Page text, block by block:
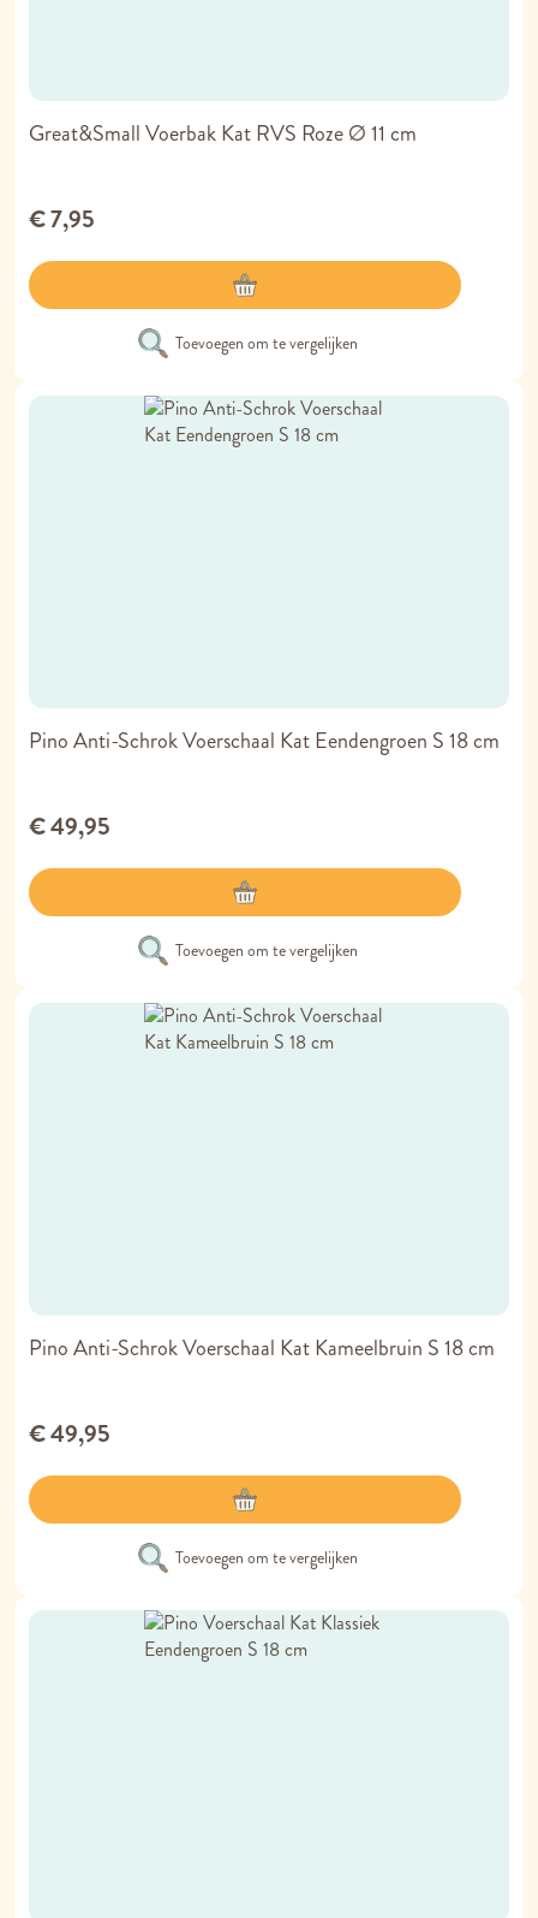
Great&Small Voerbak Kat RVS Roze Ø 11 cm
€ 7,95
Toevoegen om te vergelijken
Pino Anti-Schrok Voerschaal Kat Eendengroen S 18 cm
€ 49,95
Toevoegen om te vergelijken
Pino Anti-Schrok Voerschaal Kat Kameelbruin S 18 cm
€ 49,95
Toevoegen om te vergelijken